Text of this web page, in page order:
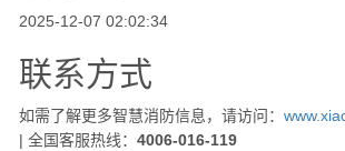
2025-12-07 02:02:34
联系方式
如需了解更多智慧消防信息，请访问：
| 全国客服热线： 4006-016-119